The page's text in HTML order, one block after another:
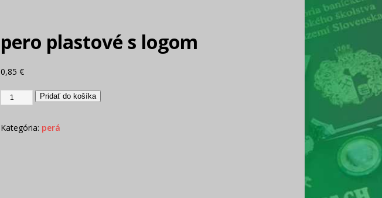
pero plastové s logom
0,85 €
Pridať do košíka
Kategória: perá